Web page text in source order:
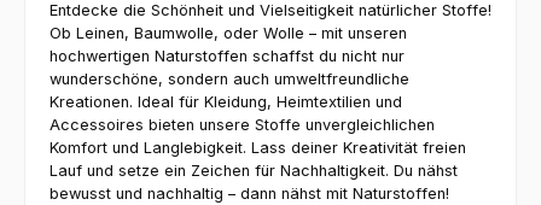
Entdecke die Schönheit und Vielseitigkeit natürlicher Stoffe!
Ob Leinen, Baumwolle, oder Wolle – mit unseren
hochwertigen Naturstoffen schaffst du nicht nur
wunderschöne, sondern auch umweltfreundliche
Kreationen. Ideal für Kleidung, Heimtextilien und
Accessoires bieten unsere Stoffe unvergleichlichen
Komfort und Langlebigkeit. Lass deiner Kreativität freien
Lauf und setze ein Zeichen für Nachhaltigkeit. Du nähst
bewusst und nachhaltig – dann nähst mit Naturstoffen!